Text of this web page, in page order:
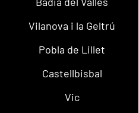
Vilanova i la Geltrú
Pobla de Lillet
Castellbisbal
Vic